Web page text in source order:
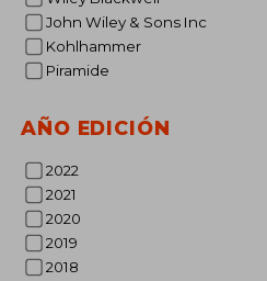
John Wiley & Sons Inc
Kohlhammer
Piramide
AÑO EDICIÓN
2022
2021
2020
2019
2018